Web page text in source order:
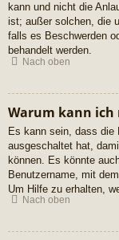
kann und nicht die
ist; außer solchen, die
falls es Beschwerden
behandelt werden.
Nach oben
Warum kann
Es kann sein, dass die
ausgeschaltet hat,
können. Es könnte
Benutzername, mit
Um Hilfe zu erhalten,
Nach oben